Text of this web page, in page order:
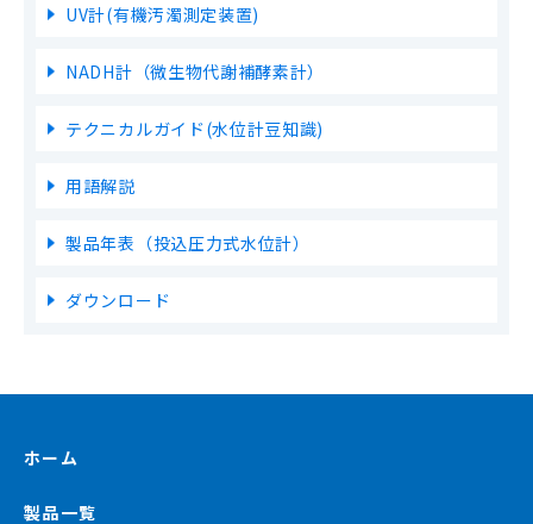
UV計(有機汚濁測定装置)
NADH計（微生物代謝補酵素計）
テクニカルガイド(水位計豆知識)
用語解説
製品年表（投込圧力式水位計）
ダウンロード
ホーム
製品一覧